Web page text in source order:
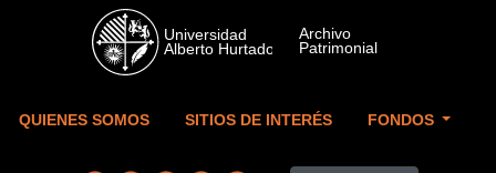
Skip to main content
QUIENES SOMOS SITIOS DE INTERÉS FONDOS